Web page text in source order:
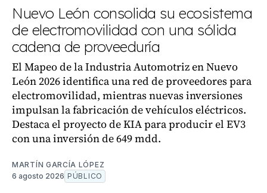
Nuevo León consolida su ecosistema
de electromovilidad con una sólida
cadena de proveeduría
El Mapeo de la Industria Automotriz en Nuevo
León 2026 identifica una red de proveedores para
electromovilidad, mientras nuevas inversiones
impulsan la fabricación de vehículos eléctricos.
Destaca el proyecto de KIA para producir el EV3
con una inversión de 649 mdd.
MARTÍN GARCÍA LÓPEZ
6 agosto 2026 PÚBLICO